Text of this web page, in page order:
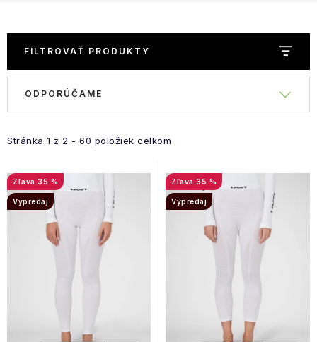
Vrátenie a výmena Doprava a platba
Blog
Moja objednávka
FILTROVAŤ PRODUKTY
p
s
p
Stránka 1 z 2 - 60 položiek celkom
e
i
e
ODPORÚČAME
35 %
Výpredaj
35 %
Výpredaj